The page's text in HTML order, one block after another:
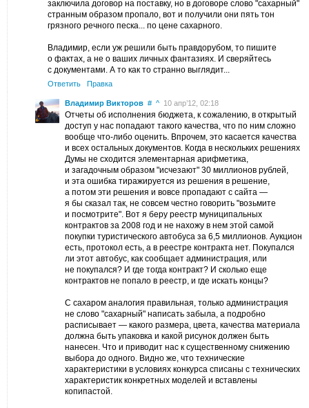
заключила договор на поставку, но в договоре слово "сахарный"
странным образом пропало, вот и получили они пять тон
грязного речного песка... по цене сахарного.
Владимир, если уж решили быть правдорубом, то пишите
о фактах, а не о ваших личных фантазиях. И сверяйтесь
с документами. А то как то странно выглядит...
Ответить Правка
Владимир Викторов # ^ 10 апр’12, 02:18
Отчеты об исполнения бюджета, к сожалению, в открытый
доступ у нас попадают такого качества, что по ним сложно
вообще что-либо оценить. Впрочем, это касается качества
и всех остальных документов. Когда в нескольких решениях
Думы не сходится элементарная арифметика,
и загадочным образом "исчезают" 30 миллионов рублей,
и эта ошибка тиражируется из решения в решение,
а потом эти решения и вовсе пропадают с сайта —
я бы сказал так, не совсем честно говорить "возьмите
и посмотрите". Вот я беру реестр муниципальных
контрактов за 2008 год и не нахожу в нем этой самой
покупки туристического автобуса за 6,5 миллионов. Аукцион
есть, протокол есть, а в реестре контракта нет. Покупался
ли этот автобус, как сообщает администрация, или
не покупался? И где тогда контракт? И сколько еще
контрактов не попало в реестр, и где искать концы?
С сахаром аналогия правильная, только администрация
не слово "сахарный" написать забыла, а подробно
расписывает — какого размера, цвета, качества материала
должна быть упаковка и какой рисунок должен быть
нанесен. Что и приводит нас к существенному снижению
выбора до одного. Видно же, что технические
характеристики в условиях конкурса списаны с технических
характеристик конкретных моделей и вставлены
копипастой.